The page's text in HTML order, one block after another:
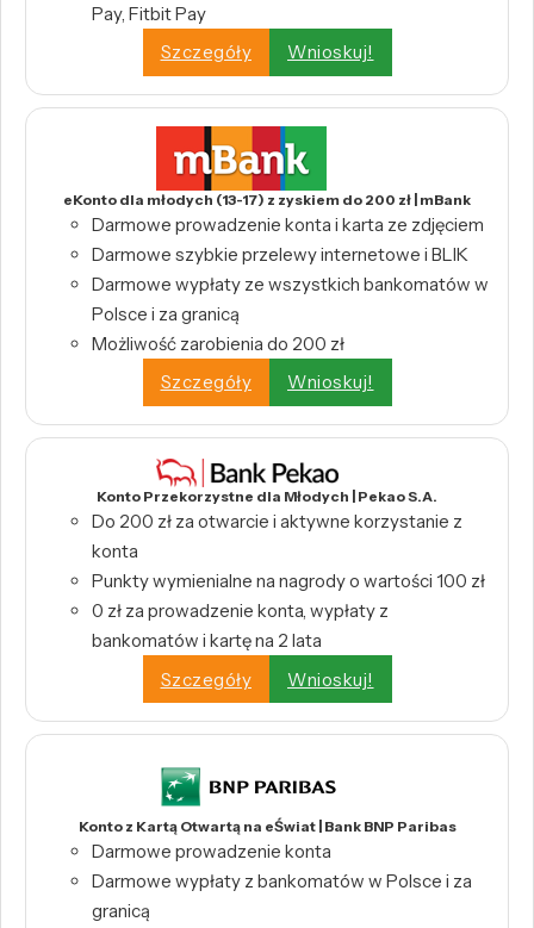
Pay, Fitbit Pay
Szczegóły
Wnioskuj!
eKonto dla młodych (13-17) z zyskiem do 200 zł | mBank
Darmowe prowadzenie konta i karta ze zdjęciem
Darmowe szybkie przelewy internetowe i BLIK
Darmowe wypłaty ze wszystkich bankomatów w
Polsce i za granicą
Możliwość zarobienia do 200 zł
Szczegóły
Wnioskuj!
Konto Przekorzystne dla Młodych | Pekao S.A.
Do 200 zł za otwarcie i aktywne korzystanie z
konta
Punkty wymienialne na nagrody o wartości 100 zł
0 zł za prowadzenie konta, wypłaty z
bankomatów i kartę na 2 lata
Szczegóły
Wnioskuj!
Konto z Kartą Otwartą na eŚwiat | Bank BNP Paribas
Darmowe prowadzenie konta
Darmowe wypłaty z bankomatów w Polsce i za
granicą